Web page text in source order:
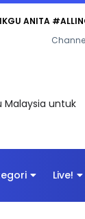
ANITA
Malaysia untuk
Live!